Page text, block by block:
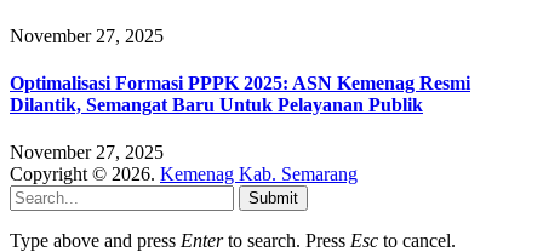
November 27, 2025
Optimalisasi Formasi PPPK 2025: ASN Kemenag Resmi
Dilantik, Semangat Baru Untuk Pelayanan Publik
November 27, 2025
Copyright © 2026. Kemenag Kab. Semarang
Submit
Type above and press Enterto search. Press Esc to cancel.